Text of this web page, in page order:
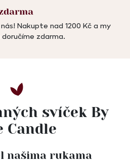
Nakupte nad 1200 Kč a my
doručíme zdarma.
svíček By
Candle
našima rukama